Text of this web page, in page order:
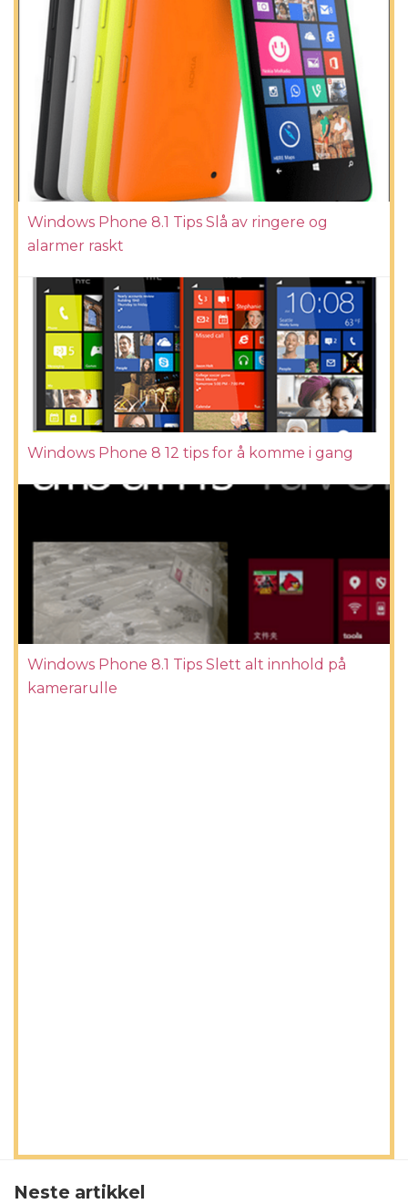
Windows Phone 8.1 Tips Slå av ringere og
alarmer raskt
Windows Phone 8 12 tips for å komme i gang
Windows Phone 8.1 Tips Slett alt innhold på
kamerarulle
Neste artikkel